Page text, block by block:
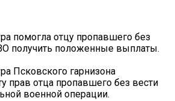
помогла отцу пропавшего без
получить положенные выплаты.
Псковского гарнизона
прав отца пропавшего без вести
военной операции.